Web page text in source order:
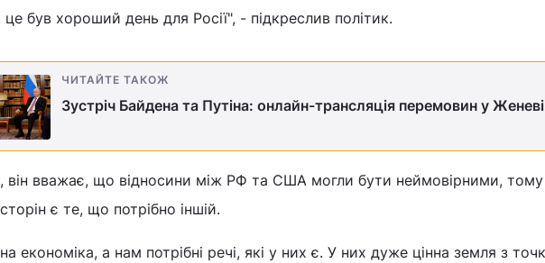
був хороший день для Росії", - підкреслив політик.
ЧИТАЙТЕ ТАКОЖ
Зустріч Байдена та Путіна: онлайн-трансляція перемовин у Женеві
він вважає, що відносини між РФ та США могли бути неймовірними,
є те, що потрібно іншій.
економіка, а нам потрібні речі, які у них є. У них дуже цінна земля з